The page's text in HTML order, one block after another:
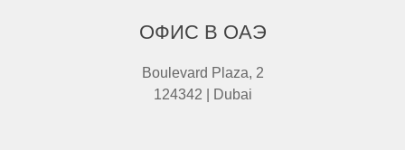
ОФИС В ОАЭ
Boulevard Plaza, 2
124342 | Dubai